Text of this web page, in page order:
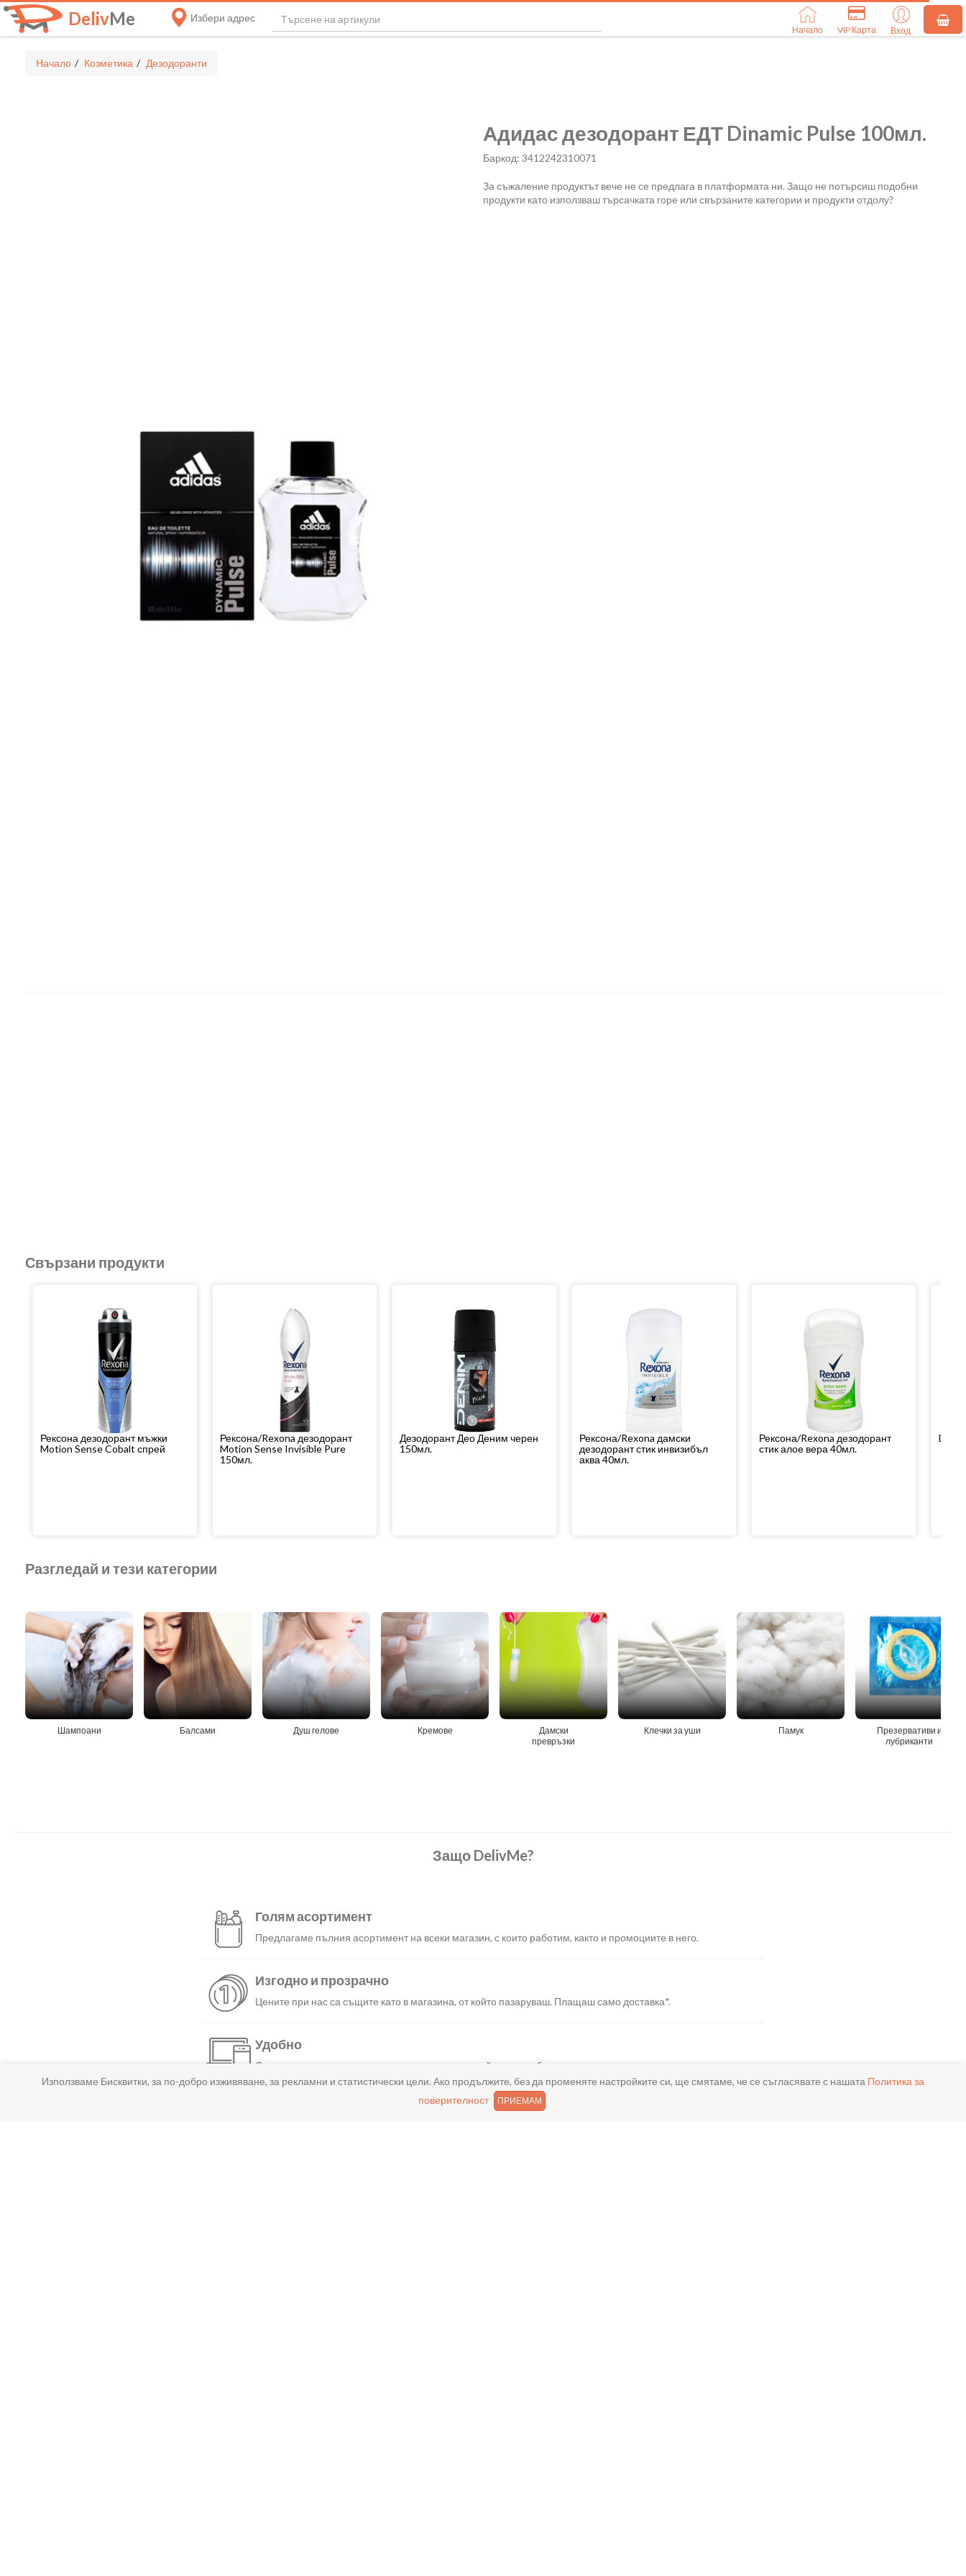
DelivMe Избери адрес
Начало VIP Карта Вход
Начало Козметика Дезодоранти
Адидас дезодорант ЕДТ Dinamic Pulse 100мл.
Баркод: 3412242310071
За съжаление продуктът вече не се предлага в платформата ни. Защо не потърсиш подобни
продукти като използваш търсачката горе или свързаните категории и продукти отдолу?
Свързани продукти
Рексона дезодорант мъжки
Motion Sense Cobalt спрей
Рексона/Rexona дезодорант
Motion Sense Invisible Pure
150мл.
Дезодорант Део Деним черен
150мл.
Рексона/Rexona дамски
дезодорант стик инвизибъл
аква 40мл.
Рексона/Rexona дезодорант
стик алое вера 40мл.
Dove
Разгледай и тези категории
Шампоани Балсами Душ гелове Кремове
Дамски
превръзки
Клечки за уши Памук
Презервативи и
лубриканти
Защо DelivMe?
Голям асортимент
Предлагаме пълния асортимент на всеки магазин, с които работим, както и промоциите в него.
Изгодно и прозрачно
Цените при нас са същите като в магазина, от който пазаруваш. Плащаш само доставка*.
Удобно
С няколко натискания създаваш поръчка, през сайта или мобилните ни приложения.
Използваме Бисквитки, за по-добро изживяване, за рекламни и статистически цели. Ако продължите, без да променяте настройките си, ще смятаме, че се съгласявате с нашата Политика за
поверителност
ПРИЕМАМ